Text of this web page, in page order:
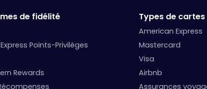
de fidélité
Points-Privilèges
Rewards
Types de cartes
American Express
Mastercard
Visa
Airbnb
Assurances